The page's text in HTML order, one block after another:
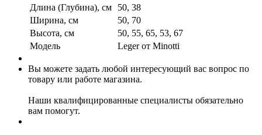
Длина (Глубина), см
50, 38
Ширина, см
50, 70
Высота, см
50, 55, 65, 53, 67
Модель
Leger от Minotti
Вы можете задать любой интересующий вас вопрос по
товару или работе магазина.
Наши квалифицированные специалисты обязательно
вам помогут.